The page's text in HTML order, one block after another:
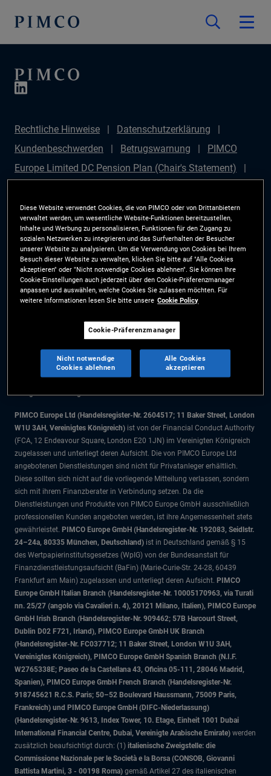
Rechtliche Hinweise
Datenschutzerklärung
Kundenbeschwerden
Betrugswarnung
PIMCO
Europe Limited DC Pension Plan (Chair's Statement)
Investment Principles (SIP))
Sustainable Finance
Disclosures Regulation (SFDR)
PIMCO Europe
Limited DC Pension Plan (Implementation Statement)
PAI Disclosure
Anlegerrechte
Site Map
Cookie-Präferenzmanager
Die Informationen auf dieser Website sind ausschließlich für Schweizer
Staatsbürger bestimmt.
Alle Dokumente und Angaben im Bereich börsengehandelte Fonds dienen
ausschließlich zu Informationszwecken und dürfen nicht als
Anlageberatung verstanden werden. Anleger sollten vor einer
Anlageentscheidung finanziellen Rat einholen.
PIMCO Europe Ltd (Handelsregister-Nr. 2604517; 11 Baker Street, London
W1U 3AH, Vereinigtes Königreich) ist von der Financial Conduct Authority
(FCA, 12 Endeavour Square, London E20 1JN) im Vereinigten Königreich
zugelassen und unterliegt deren Aufsicht. Die von PIMCO Europe Ltd
angebotenen Dienstleistungen sind nicht für Privatanleger erhältlich.
Diese sollten sich nicht auf die vorliegende Mitteilung verlassen, sondern
sich mit ihrem Finanzberater in Verbindung setzen. Da die
Dienstleistungen und Produkte von PIMCO Europe GmbH ausschließlich
professionellen Kunden angeboten werden, ist ihre Angemessenheit stets
gewährleistet. PIMCO Europe GmbH (Handelsregister-Nr. 192083, Seidlstr.
24–24a, 80335 München, Deutschland) ist in Deutschland gemäß § 15
des Wertpapierinstitutsgesetzes (WpIG) von der Bundesanstalt für
Finanzdienstleistungsaufsicht (BaFin) (Marie-Curie-Str. 24-28, 60439
Frankfurt am Main) zugelassen und unterliegt deren Aufsicht. PIMCO
Europe GmbH Italian Branch (Handelsregister-Nr. 10005170963, via Turati
nn. 25/27 (angolo via Cavalieri n. 4), 20121 Milano, Italien), PIMCO Europe
GmbH Irish Branch (Handelsregister-Nr. 909462; 57B Harcourt Street,
Dublin D02 F721, Irland), PIMCO Europe GmbH UK Branch
(Handelsregister-Nr. FC037712; 11 Baker Street, London W1U 3AH,
Vereinigtes Königreich), PIMCO Europe GmbH Spanish Branch (N.I.F.
W2765338E; Paseo de la Castellana 43, Oficina 05-111, 28046 Madrid,
Spanien), PIMCO Europe GmbH French Branch (Handelsregister-Nr.
918745621 R.C.S. Paris; 50–52 Boulevard Haussmann, 75009 Paris,
Frankreich) und PIMCO Europe GmbH (DIFC-Niederlassung)
(Handelsregister-Nr. 9613, Index Tower, 10. Etage, Einheit 1001 Dubai
International Financial Centre, Dubai, Vereinigte Arabische Emirate) werden
zusätzlich beaufsichtigt durch: (1) italienische Zweigstelle: die
Commissione Nazionale per le Società e la Borsa (CONSOB, Giovanni
Battista Martini, 3 - 00198 Roma) gemäß Artikel 27 des italienischen
Diese Website verwendet Cookies, die von PIMCO oder von Drittanbietern
verwaltet werden, um wesentliche Website-Funktionen bereitzustellen,
Inhalte und Werbung zu personalisieren, Funktionen für den Zugang zu
sozialen Netzwerken zu integrieren und das Surfverhalten der Besucher
unserer Website zu analysieren. Um die Verwendung von Cookies bei Ihrem
Besuch dieser Website zu verwalten, klicken Sie bitte auf "Alle Cookies
akzeptieren" oder "Nicht notwendige Cookies ablehnen". Sie können Ihre
Cookie-Einstellungen auch jederzeit über den Cookie-Präferenzmanager
anpassen und auswählen, welche Cookies Sie zulassen möchten. Für
weitere Informationen lesen Sie bitte unsere Cookie Policy
Cookie-Präferenzmanager
Nicht notwendige
Cookies ablehnen
Alle Cookies
akzeptieren